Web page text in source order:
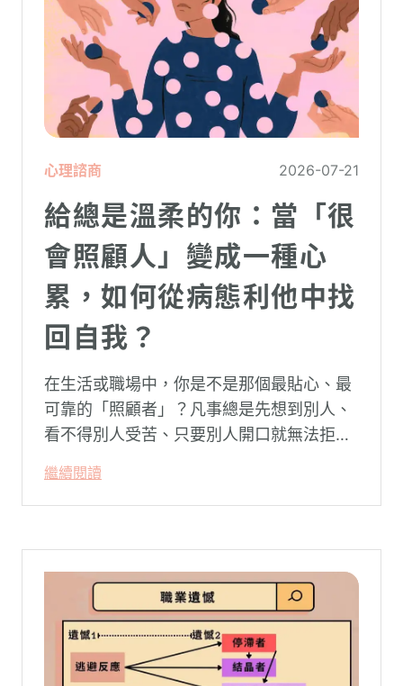
心理諮商 2026-07-21
給總是溫柔的你：當「很
會照顧人」變成一種心
累，如何從病態利他中找
回自我？
在生活或職場中，你是不是那個最貼心、最
可靠的「照顧者」？凡事總是先想到別人、
看不得別人受苦、只要別人開口就無法拒
常在夜深人靜時讓你感到莫名的心累與空
虛。
繼續閱讀